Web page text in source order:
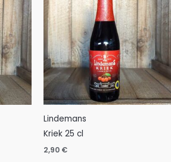
Lindemans
Kriek 25 cl
2,90 €